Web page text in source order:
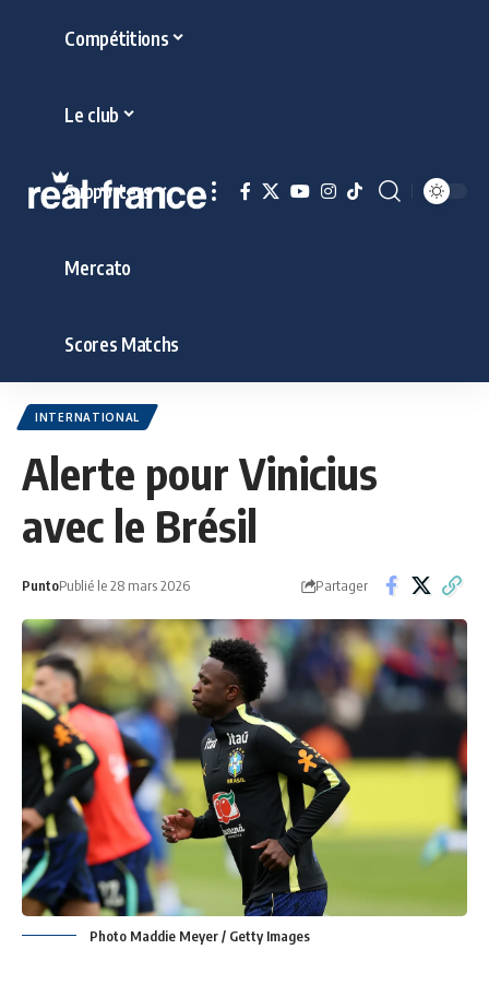
Compétitions
Le club
Supporters
Mercato
Scores Matchs
INTERNATIONAL
Alerte pour Vinicius
avec le Brésil
PuntoPublié le 28 mars 2026 Partager
Photo Maddie Meyer / Getty Images